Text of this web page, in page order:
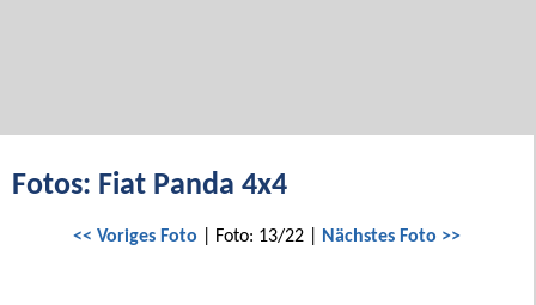
Fotos: Fiat Panda 4x4
<< Voriges Foto | Foto: 13/22 | Nächstes Foto >>